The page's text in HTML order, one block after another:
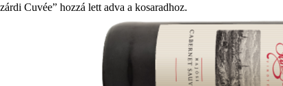
Cuvée” hozzá lett adva a kosaradhoz.